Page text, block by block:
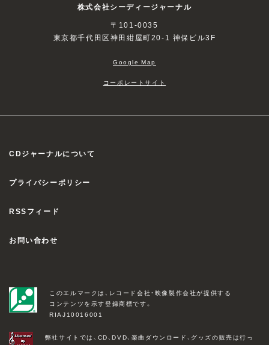
株式会社シーディージャーナル
〒101-0035
東京都千代田区神田紺屋町20-1 神保ビル3F
Google Map
コーポレートサイト
CDジャーナルについて
プライバシーポリシー
RSSフィード
お問い合わせ
このエルマークは、レコード会社・映像製作会社が提供する
コンテンツを示す登録商標です。
RIAJ10016001
弊社サイトでは、CD、DVD、楽曲ダウンロード、グッズの販売は行っ